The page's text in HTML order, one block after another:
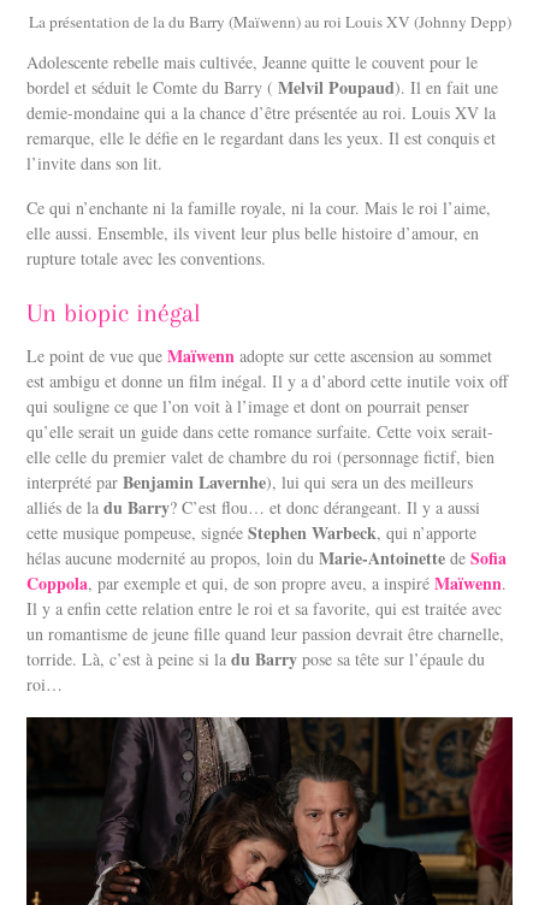
La présentation de la du Barry (Maïwenn) au roi Louis XV (Johnny Depp)
Adolescente rebelle mais cultivée, Jeanne quitte le couvent pour le
bordel et séduit le Comte du Barry (Melvil Poupaud). Il en fait une
demie-mondaine qui a la chance d’être présentée au roi. Louis XV la
remarque, elle le défie en le regardant dans les yeux. Il est conquis et
l’invite dans son lit.
Ce qui n’enchante ni la famille royale, ni la cour. Mais le roi l’aime,
elle aussi. Ensemble, ils vivent leur plus belle histoire d’amour, en
rupture totale avec les conventions.
Un biopic inégal
Le point de vue queMaïwenn adopte sur cette ascension au sommet
est ambigu et donne un film inégal. Il y a d’abord cette inutile voix off
qui souligne ce que l’on voit à l’image et dont on pourrait penser
qu’elle serait un guide dans cette romance surfaite. Cette voix serait-
elle celle du premier valet de chambre du roi (personnage fictif, bien
interprété parBenjamin Lavernhe), lui qui sera un des meilleurs
alliés de ladu Barry? C’est flou… et donc dérangeant. Il y a aussi
cette musique pompeuse, signéeStephen Warbeck, qui n’apporte
hélas aucune modernité au propos, loin duMarie-Antoinette deSofia
Coppola, par exemple et qui, de son propre aveu, a inspiréMaïwenn.
Il y a enfin cette relation entre le roi et sa favorite, qui est traitée avec
un romantisme de jeune fille quand leur passion devrait être charnelle,
torride. Là, c’est à peine si ladu Barry pose sa tête sur l’épaule du
roi…